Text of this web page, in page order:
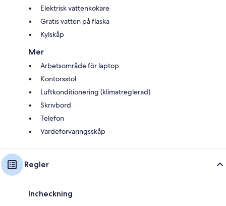
Elektrisk vattenkokare
Gratis vatten på flaska
Kylskåp
Mer
Arbetsområde för laptop
Kontorsstol
Luftkonditionering (klimatreglerad)
Skrivbord
Telefon
Värdeförvaringsskåp
Regler
Incheckning